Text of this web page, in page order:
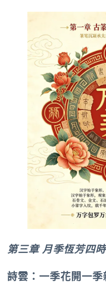
第三章 月季恆芳四
詩雲：一季花開一季